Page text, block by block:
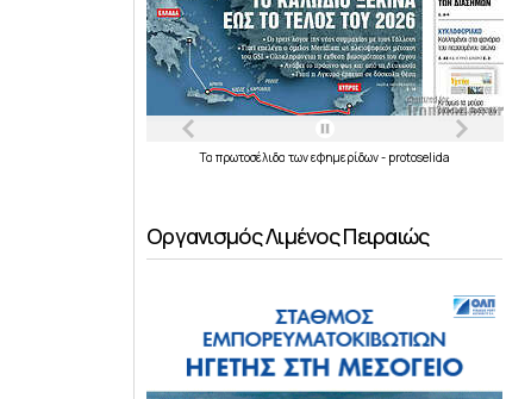
Τα πρωτοσέλιδα τωνεφημερίδων- protoselida
Οργανισμός Λιμένος Πειραιώς